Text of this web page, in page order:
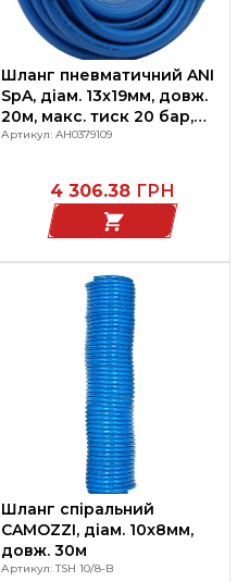
Шланг пневматичний ANI
SpA, діам. 13x19мм, довж.
20м, макс. тиск 20 бар,
зовн. різьбові з'єднання
Артикул: AH0379109
4 306.38 ГРН
Шланг спіральний
CAMOZZI, діам. 10x8мм,
довж. 30м
Артикул: TSH 10/8-B